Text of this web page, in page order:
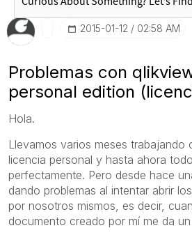
‎2015-01-12 02:58 AM
Problemas con
personal edition
Hola.
Llevamos varios meses trabajando
licencia personal y hasta ahora
perfectamente. Pero desde hace
dando problemas al intentar abrir
por nosotros mismos, es decir,
documento creado por mí me da